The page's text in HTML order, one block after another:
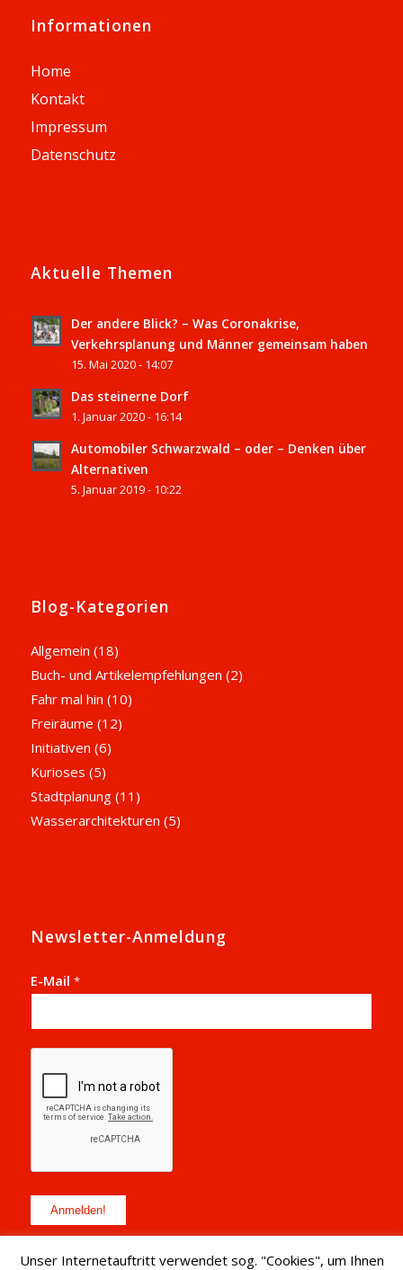
Informationen
Home
Kontakt
Impressum
Datenschutz
Aktuelle Themen
Der andere Blick? – Was Coronakrise,
Verkehrsplanung und Männer gemeinsam haben
15. Mai 2020 - 14:07
Das steinerne Dorf
1. Januar 2020 - 16:14
Automobiler Schwarzwald – oder – Denken über
Alternativen
5. Januar 2019 - 10:22
Blog-Kategorien
Allgemein (18)
Buch- und Artikelempfehlungen (2)
Fahr mal hin (10)
Freiräume (12)
Initiativen (6)
Kurioses (5)
Stadtplanung(11)
Wasserarchitekturen (5)
Newsletter-Anmeldung
E-Mail *
Unser Internetauftritt verwendet sog. "Cookies", um Ihnen